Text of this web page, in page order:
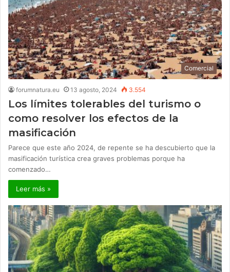
Comercial
forumnatura.eu 13 agosto, 2024 3.554
Los límites tolerables del turismo o
como resolver los efectos de la
masificación
Parece que este año 2024, de repente se ha descubierto que la
masificación turística crea graves problemas porque ha
comenzado…
Leer más »